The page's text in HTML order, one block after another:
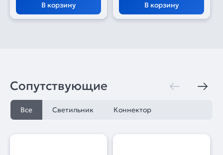
В корзину В корзину
Сопутствующие
Все Светильник Коннектор